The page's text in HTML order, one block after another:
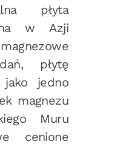
płyta
w Azji
płytę
jako jedno
magnezu
Muru
cenione